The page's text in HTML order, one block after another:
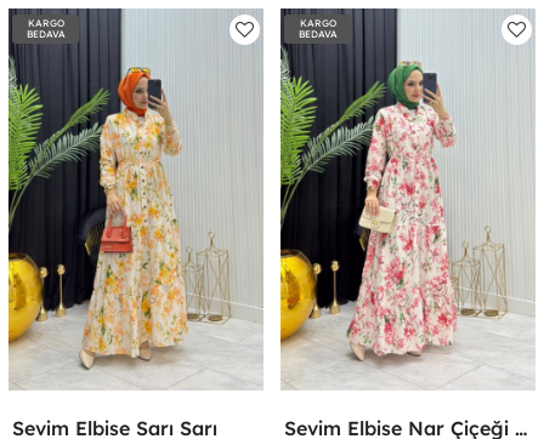
KARGO
BEDAVA
Sevim Elbise Sarı Sarı
KARGO
BEDAVA
Sevim Elbise Nar Çiçeği Nar Çiçeği